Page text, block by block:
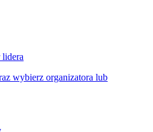
lidera
wybierz organizatora lub